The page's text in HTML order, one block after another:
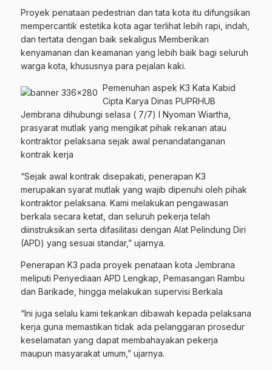
Proyek penataan pedestrian dan tata kota itu difungsikan
mempercantik estetika kota agar terlihat lebih rapi, indah,
dan tertata dengan baik sekaligus Memberikan
kenyamanan dan keamanan yang lebih baik bagi seluruh
warga kota, khususnya para pejalan kaki.
Pemenuhan aspek K3 Kata Kabid
Cipta Karya Dinas PUPRHUB
Jembrana dihubungi selasa ( 7/7) I Nyoman Wiartha,
prasyarat mutlak yang mengikat pihak rekanan atau
kontraktor pelaksana sejak awal penandatanganan
kontrak kerja
“Sejak awal kontrak disepakati, penerapan K3
merupakan syarat mutlak yang wajib dipenuhi oleh pihak
kontraktor pelaksana. Kami melakukan pengawasan
berkala secara ketat, dan seluruh pekerja telah
diinstruksikan serta difasilitasi dengan Alat Pelindung Diri
(APD) yang sesuai standar,” ujarnya.
Penerapan K3 pada proyek penataan kota Jembrana
meliputi Penyediaan APD Lengkap, Pemasangan Rambu
dan Barikade, hingga melakukan supervisi Berkala
“Ini juga selalu kami tekankan dibawah kepada pelaksana
kerja guna memastikan tidak ada pelanggaran prosedur
keselamatan yang dapat membahayakan pekerja
maupun masyarakat umum,” ujarnya.